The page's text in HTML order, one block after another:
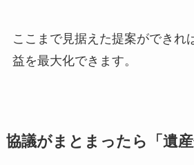
ここまで見据えた提案ができれ
益を最大化できます。
協議がまとまったら「遺